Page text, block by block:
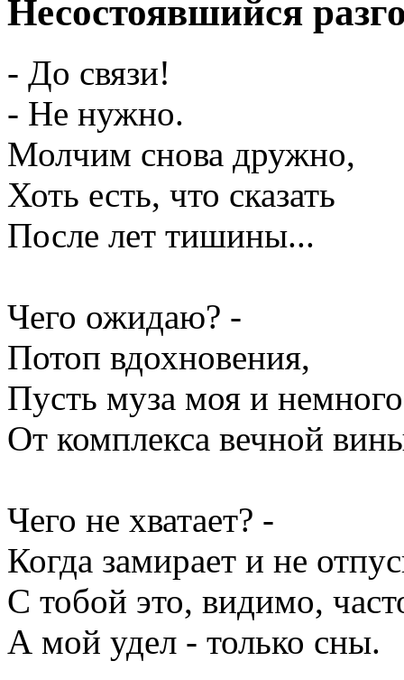
Несостоявшийся
- До связи!
- Не нужно.
Молчим снова дружно,
Хоть есть, что сказать
После лет тишины...
Чего ожидаю? -
Потоп вдохновения,
Пусть муза моя и
От комплекса вечной
Чего не хватает? -
Когда замирает и не
С тобой это, видимо,
А мой удел - только сны.